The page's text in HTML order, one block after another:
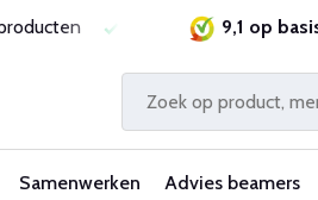
Al 25 jaar betrouwbaar en
9,1 op
Samenwerken Advies beamers